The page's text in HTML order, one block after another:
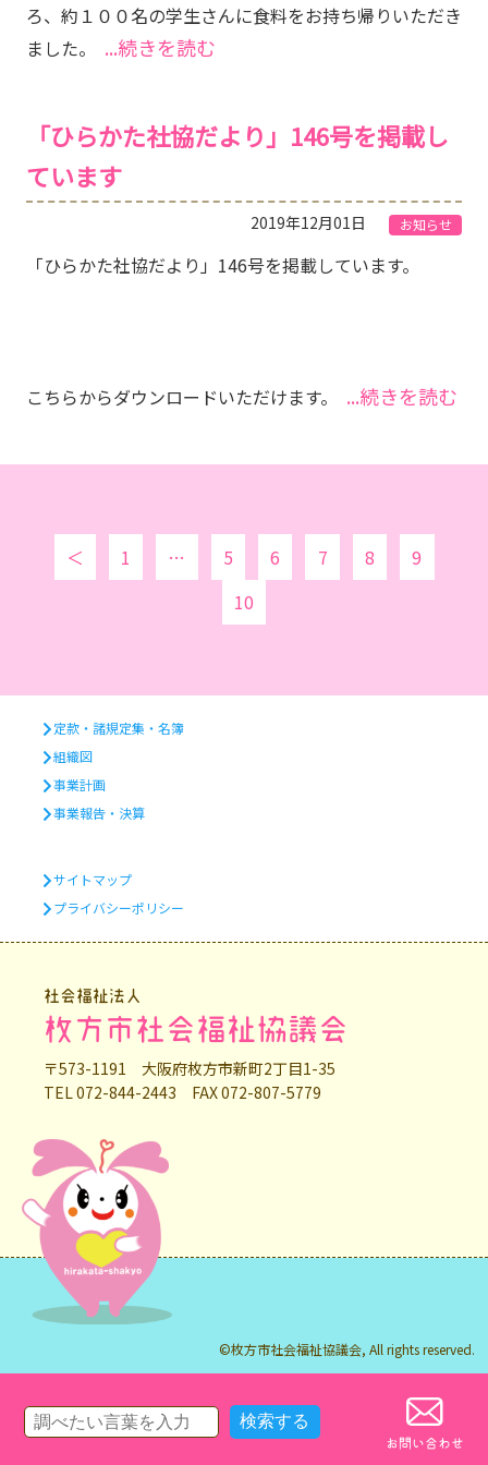
ろ、約１００名の学生さんに食料をお持ち帰りいただき
ました。
...続きを読む
「ひらかた社協だより」146号を掲載し
ています
2019年12月01日 お知らせ
「ひらかた社協だより」146号を掲載しています。
こちらからダウンロードいただけます。 ...続きを読む
＜ 1 … 5 6 7 8
9
10
お問い合わせ
定款・諸規定集・名簿
組織図
事業計画
事業報告・決算
サイトマップ
プライバシーポリシー
社会福祉法人
枚方市社会福祉協議会
〒573-1191 大阪府枚方市新町2丁目1-35
TEL 072-844-2443 FAX 072-807-5779
©枚方市社会福祉協議会, All rights reserved.